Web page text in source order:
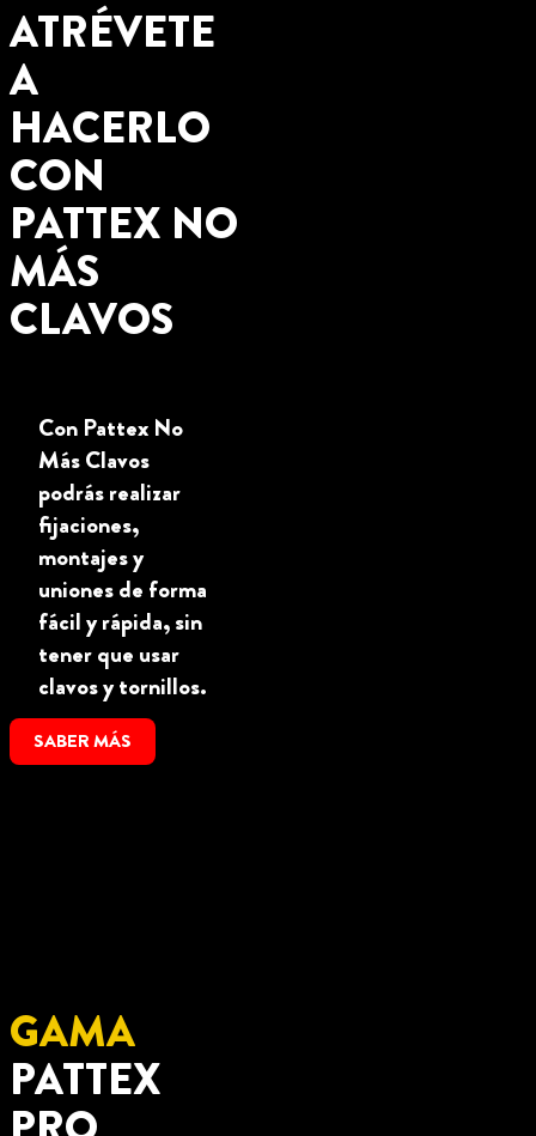
ATRÉVETE
A
HACERLO
CON
PATTEX NO
MÁS
CLAVOS
Con Pattex No
Más Clavos
podrás realizar
fijaciones,
montajes y
uniones de forma
fácil y rápida, sin
tener que usar
clavos y tornillos.
SABER MÁS
GAMA
PATTEX